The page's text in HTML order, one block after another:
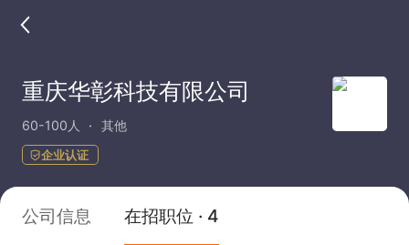
重庆华彰科技有限公司
60-100人 其他
企业认证
公司信息 在招职位 · 4